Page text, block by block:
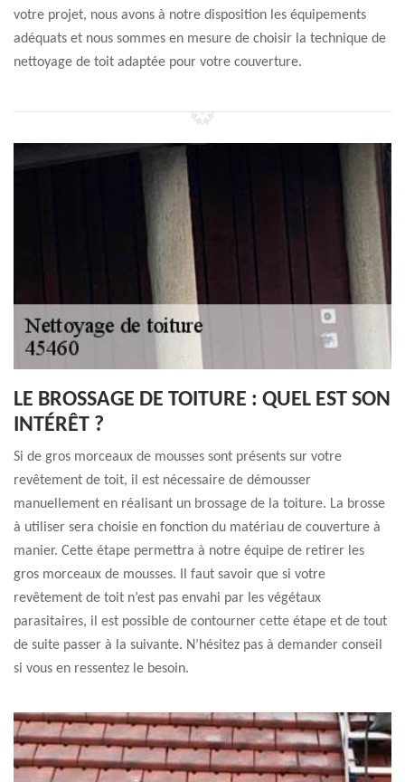
votre projet, nous avons à notre disposition les équipements
adéquats et nous sommes en mesure de choisir la technique de
nettoyage de toit adaptée pour votre couverture.
LE BROSSAGE DE TOITURE : QUEL EST SON
INTÉRÊT ?
Si de gros morceaux de mousses sont présents sur votre
revêtement de toit, il est nécessaire de démousser
manuellement en réalisant un brossage de la toiture. La brosse
à utiliser sera choisie en fonction du matériau de couverture à
manier. Cette étape permettra à notre équipe de retirer les
gros morceaux de mousses. Il faut savoir que si votre
revêtement de toit n’est pas envahi par les végétaux
parasitaires, il est possible de contourner cette étape et de tout
de suite passer à la suivante. N’hésitez pas à demander conseil
si vous en ressentez le besoin.